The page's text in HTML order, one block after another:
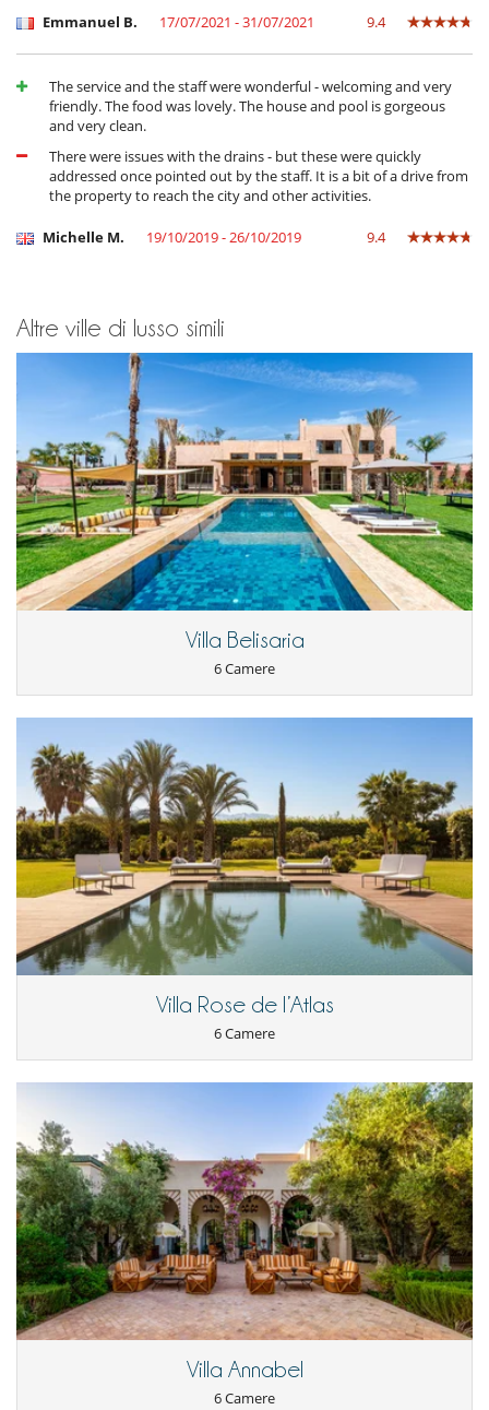
Emmanuel B. 17/07/2021 - 31/07/2021 9.4
The service and the staff were wonderful - welcoming and very
friendly. The food was lovely. The house and pool is gorgeous
and very clean.
There were issues with the drains - but these were quickly
addressed once pointed out by the staff. It is a bit of a drive from
the property to reach the city and other activities.
Michelle M. 19/10/2019 - 26/10/2019 9.4
Altre ville di lusso simili
Villa Belisaria
6 Camere
Villa Rose de l’Atlas
6 Camere
Villa Annabel
6 Camere